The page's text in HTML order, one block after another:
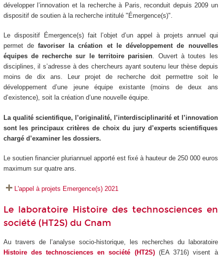
développer l’innovation et la recherche à Paris, reconduit depuis 2009 un
dispositif de soutien à la recherche intitulé "Émergence(s)".
Le dispositif Émergence(s) fait l’objet d’un appel à projets annuel qui
permet de favoriser la création et le développement de nouvelles
équipes de recherche sur le territoire parisien. Ouvert à toutes les
disciplines, il s’adresse à des chercheurs ayant soutenu leur thèse depuis
moins de dix ans. Leur projet de recherche doit permettre soit le
développement d’une jeune équipe existante (moins de deux ans
d’existence), soit la création d’une nouvelle équipe.
La qualité scientifique, l’originalité, l’interdisciplinarité et l’innovation
sont les principaux critères de choix du jury d’experts scientifiques
chargé d’examiner les dossiers.
Le soutien financier pluriannuel apporté est fixé à hauteur de 250 000 euros
maximum sur quatre ans.
L'appel à projets Emergence(s) 2021
Le laboratoire Histoire des technosciences en
société (HT2S) du Cnam
Au travers de l’analyse socio-historique, les recherches du laboratoire
Histoire des technosciences en société (HT2S)(EA 3716) visent à